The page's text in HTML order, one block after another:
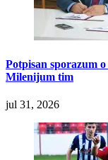
Potpisan sporazum
Milenijum tim
jul 31, 2026